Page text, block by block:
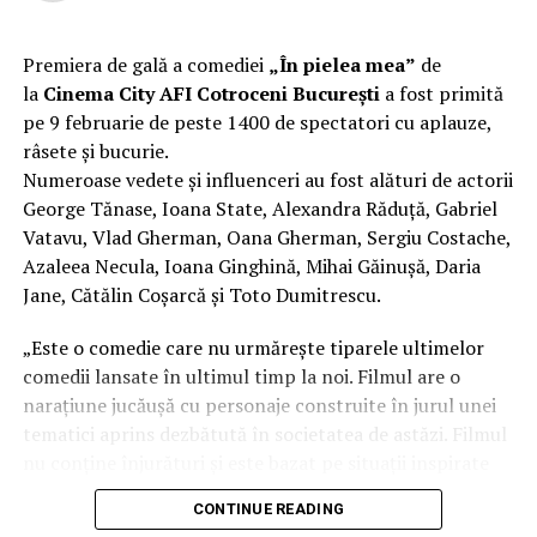
Londra, a colaborat la realizarea primului său
parteAdrian Pădurețu (imagine), Bogdan Ivanovici
(sunet), Anca Miron (scenografie), Francisca Vass
(costume).
O comedie actuală și colorată, filmul„În pielea mea”
are premiera națională pe 10 februarie, distribuit de
T.R.I.B.E. Films.
Mai multe detalii, imagini de la filmări, fragmente din
film și declarații din partea actorilor sunt disponibile pe
paginile social media ale filmului deFacebook,
Instagram,TikTok .
„În Pielea Mea”
este un film produs de: CB MOTION
Producător asociat: MAGNETIC MEDIA PRODUCTIONS;
Premiera de gală a comediei „În pielea mea” de
la Cinema City AFI Cotroceni Bucureștia fost primită
pe 9 februarie de peste 1400 de spectatori cu aplauze,
râsete și bucurie.
Numeroase vedete și influenceri au fost alături de actorii
George Tănase, Ioana State, Alexandra Răduță, Gabriel
Vatavu, Vlad Gherman, Oana Gherman, Sergiu Costache,
Azaleea Necula, Ioana Ginghină, Mihai Găinușă, Daria
Jane, Cătălin Coșarcă și Toto Dumitrescu.
„Este o comedie care nu urmărește tiparele ultimelor
comedii lansate în ultimul timp la noi. Filmul are o
narațiune jucăușă cu personaje construite în jurul unei
tematici aprins dezbătută în societatea de astăzi. Filmul
din viața reală.”, spune regizorul Paul Decu.
CONTINUE READING